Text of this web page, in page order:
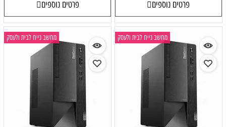
פרטים נוספים פרטים נוספים
מחשב נייח לבית ולעסק מחשב נייח לבית ולעסק